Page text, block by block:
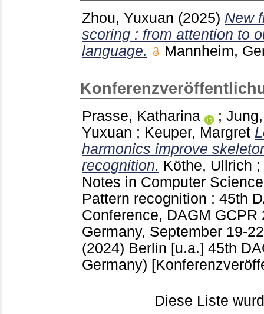
Zhou, Yuxuan (2025) New
scoring : from attention to
language.
Mannheim,
Prasse, Katharina ;
Yuxuan ; Keuper, Margret
harmonics improve
recognition. Köthe, Ullrich ;
Notes in Computer
Pattern recognition : 45th
Conference, DAGM GCPR
Germany, September 19-
(2024) Berlin [u.a.] 45th
Germany)
Diese Liste